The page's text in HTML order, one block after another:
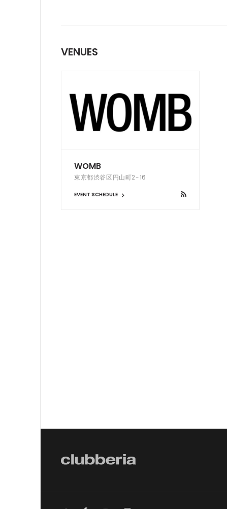
VENUES
WOMB
東京都渋谷区円山町2-16
EVENT SCHEDULE